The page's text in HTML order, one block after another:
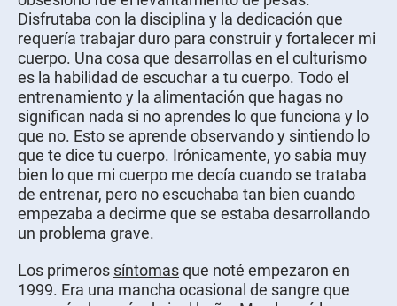
Disfrutaba con la disciplina y la dedicación que
requería trabajar duro para construir y fortalecer mi
cuerpo. Una cosa que desarrollas en el culturismo
es la habilidad de escuchar a tu cuerpo. Todo el
entrenamiento y la alimentación que hagas no
significan nada si no aprendes lo que funciona y lo
que no. Esto se aprende observando y sintiendo lo
que te dice tu cuerpo. Irónicamente, yo sabía muy
bien lo que mi cuerpo me decía cuando se trataba
de entrenar, pero no escuchaba tan bien cuando
empezaba a decirme que se estaba desarrollando
un problema grave.
Los primeros síntomasque noté empezaron en
1999. Era una mancha ocasional de sangre que